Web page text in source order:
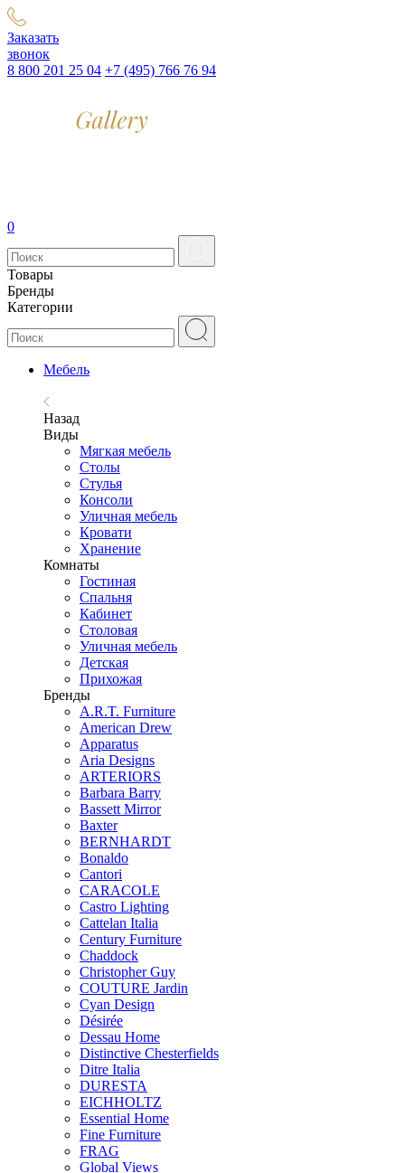
Заказать
звонок
8 800 201 25 04 +7 (495) 766 76 94
0
Товары
Бренды
Категории
Мебель
Назад
Виды
Мягкая мебель
Столы
Стулья
Консоли
Уличная мебель
Кровати
Хранение
Комнаты
Гостиная
Спальня
Кабинет
Столовая
Уличная мебель
Детская
Прихожая
Бренды
A.R.T. Furniture
American Drew
Apparatus
Aria Designs
ARTERIORS
Barbara Barry
Bassett Mirror
Baxter
BERNHARDT
Bonaldo
Cantori
CARACOLE
Castro Lighting
Cattelan Italia
Century Furniture
Chaddock
Christopher Guy
COUTURE Jardin
Cyan Design
Désirée
Dessau Home
Distinctive Chesterfields
Ditre Italia
DURESTA
EICHHOLTZ
Essential Home
Fine Furniture
FRAG
Global Views